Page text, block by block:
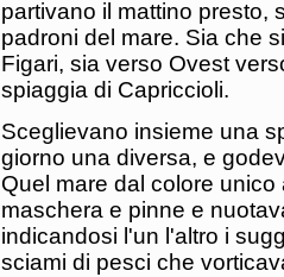
partivano il mattino presto,
padroni del mare. Sia che
Figari, sia verso Ovest
spiaggia di Capriccioli.
Sceglievano insieme una
giorno una diversa, e
Quel mare dal colore
maschera e pinne e
indicandosi l'un l'altro i
sciami di pesci che